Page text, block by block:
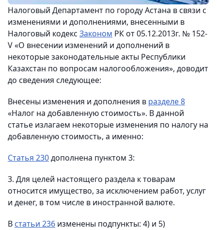
Налоговый Департамент по городу Астана в связи с
изменениями и дополнениями, внесенными в
Налоговый кодекс Законом РК от 05.12.2013г. № 152-
V «О внесении изменений и дополнений в
некоторые законодательные акты Республики
Казахстан по вопросам налогообложения», доводит
до сведения следующее:
Внесены изменения и дополнения в разделе 8
«Налог на добавленную стоимость». В данной
статье излагаем некоторые изменения по налогу на
добавленную стоимость, а именно:
Статья 230дополнена пунктом 3:
3. Для целей настоящего раздела к товарам
относится имущество, за исключением работ, услуг
и денег, в том числе в иностранной валюте.
В статьи 236 изменены подпункты: 4) и 5)